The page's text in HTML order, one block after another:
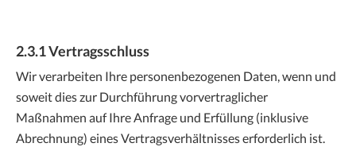
2.3.1 Vertragsschluss
Wir verarbeiten Ihre personenbezogenen Daten, wenn und
soweit dies zur Durchführung vorvertraglicher
Maßnahmen auf Ihre Anfrage und Erfüllung (inklusive
Abrechnung) eines Vertragsverhältnisses erforderlich ist.